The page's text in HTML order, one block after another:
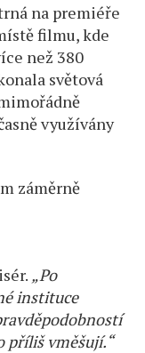
na premiéře
filmu, kde
než 380
světová
využívány
záměrně
„Po
instituce
příliš vměšují.“